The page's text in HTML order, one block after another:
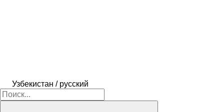
Узбекистан / русский